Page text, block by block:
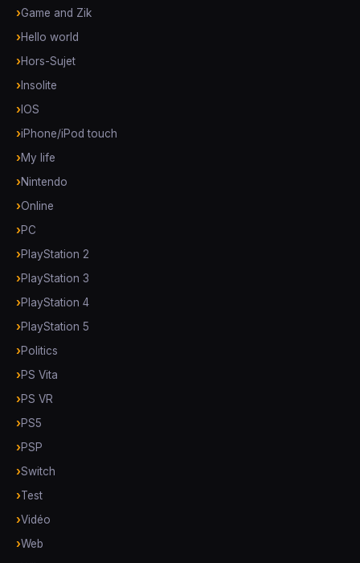
Game and Zik
Hello world
Hors-Sujet
Insolite
IOS
iPhone/iPod touch
My life
Nintendo
Online
PC
PlayStation 2
PlayStation 3
PlayStation 4
PlayStation 5
Politics
PS Vita
PS VR
PS5
PSP
Switch
Test
Vidéo
Web